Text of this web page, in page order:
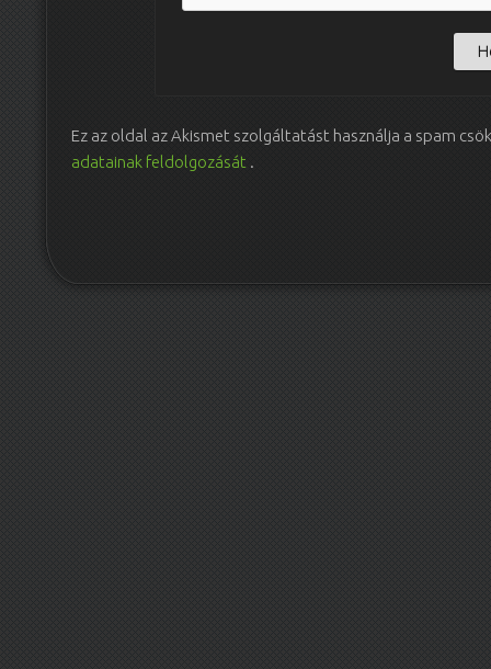
Ez az oldal az Akismet szolgáltatást használja a spam
adatainak feldolgozását .